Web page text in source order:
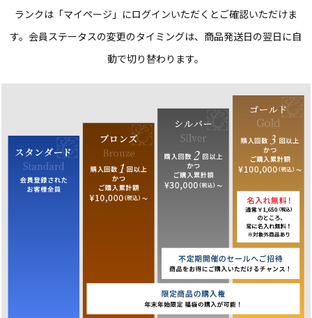
ランクは「マイページ」にログインいただくとご確認いただけま
す。 会員ステータスの変更のタイミングは、商品発送日の翌日に自
動で切り替わります。